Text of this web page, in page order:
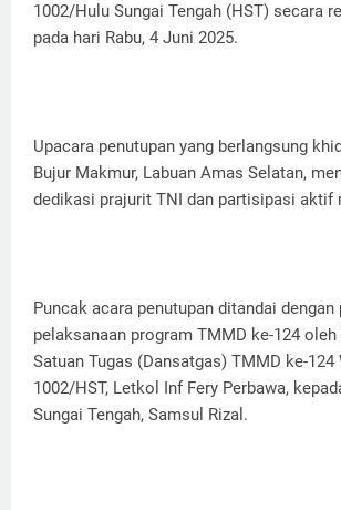
1002/Hulu Sungai Tengah (HST) secara
pada hari Rabu, 4 Juni 2025.
Upacara penutupan yang berlangsung
Bujur Makmur, Labuan Amas Selatan,
dedikasi prajurit TNI dan partisipasi aktif
Puncak acara penutupan ditandai dengan
pelaksanaan program TMMD ke-124 oleh
Satuan Tugas (Dansatgas) TMMD ke-124
1002/HST, Letkol Inf Fery Perbawa,
Sungai Tengah, Samsul Rizal.